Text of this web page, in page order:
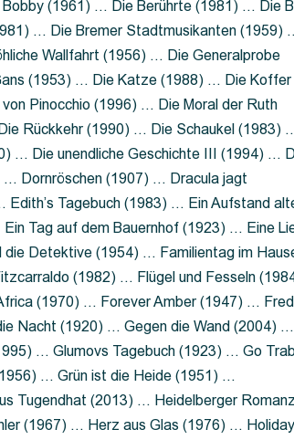
(1961) … Die Berührte (1981) … Die
… Die Bremer Stadtmusikanten (1959)
Wallfahrt (1956) … Die Generalprobe
(1953) … Die Katze (1988) … Die Koffer
Pinocchio (1996) … Die Moral der Ruth
Rückkehr (1990) … Die Schaukel (1983)
… Die unendliche Geschichte III (1994) …
… Dornröschen (1907) … Dracula jagt
Tagebuch (1983) … Ein Aufstand
Tag auf dem Bauernhof (1923) … Eine
Detektive (1954) … Familientag im
(1982) … Flügel und Fesseln
(1970) … Forever Amber (1947) …
Nacht (1920) … Gegen die Wand (2004) …
… Glumovs Tagebuch (1923) … Go
… Grün ist die Heide (1951) …
Tugendhat (2013) … Heidelberger
(1967) … Herz aus Glas (1976) …